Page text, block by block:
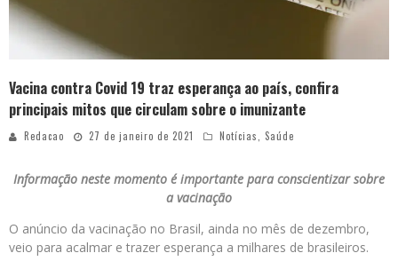
Vacina contra Covid 19 traz esperança ao país, confira
principais mitos que circulam sobre o imunizante
Redacao 27 de janeiro de 2021 Notícias, Saúde
Informação neste momento é importante para conscientizar sobre
a vacinação
O anúncio da vacinação no Brasil, ainda no mês de dezembro,
veio para acalmar e trazer esperança a milhares de brasileiros.